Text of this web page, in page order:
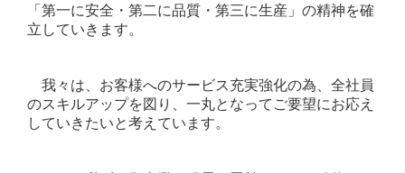
「第一に安全・第二に品質・第三に生産」の精神を確
立していきます。
我々は、お客様へのサービス充実強化の為、全社員
のスキルアップを図り、一丸となってご要望にお応え
していきたいと考えています。